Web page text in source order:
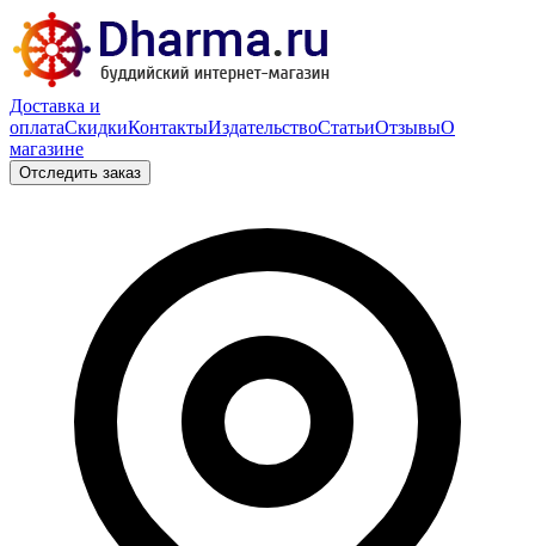
Доставка и
оплатаСкидкиКонтактыИздательствоСтатьиОтзывыО
магазине
Отследить заказ